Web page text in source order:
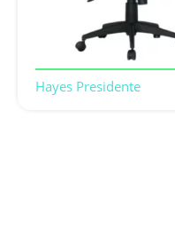
Hayes Presidente